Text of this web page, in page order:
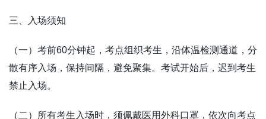
三、入场须知
（一）考前60分钟起，考点组织考生，沿体温检测通道，分
散有序入场，保持间隔，避免聚集。考试开始后，迟到考生
禁止入场。
（二）所有考生入场时，须佩戴医用外科口罩，依次向考点